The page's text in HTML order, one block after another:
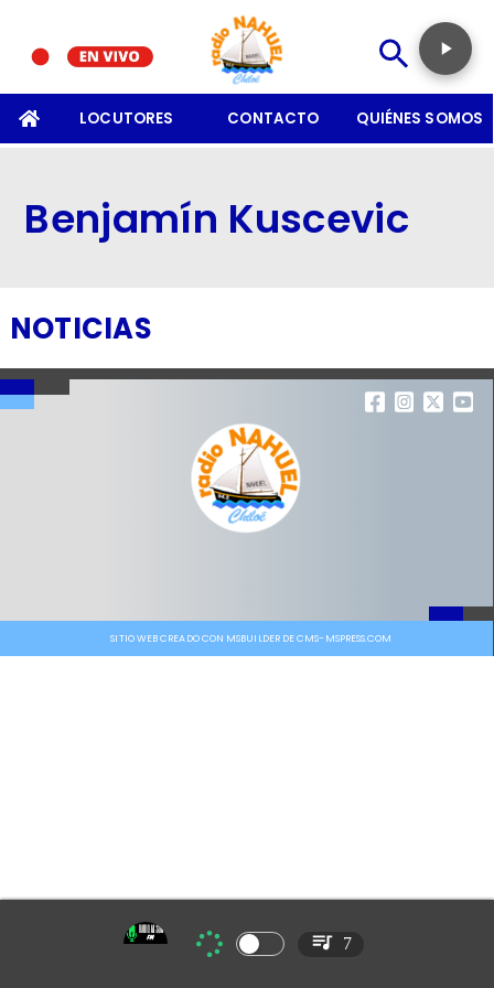
LOCUTORES CONTACTO QUIÉNES SOMOS
Benjamín Kuscevic
NOTICIAS
SITIO WEB CREADO CON MSBUILDER DE CMS-MSPRESS.COM
7